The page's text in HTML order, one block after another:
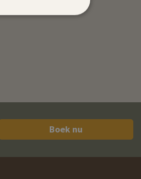
Boek nu